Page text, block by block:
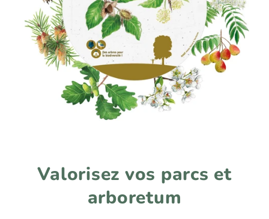
Valorisez vos parcs et
arboretum